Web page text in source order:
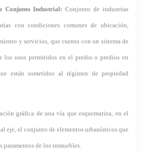
Conjunto Industrial: Conjunto de industrias
con condiciones comunes de ubicación,
y servicios, que cuenta con un sistema de
los usos permitidos en el predio o predios en
están sometidos al régimen de propiedad
gráfica de una vía que esquematiza, en el
eje, el conjunto de elementos urbanísticos que
paramentos de los inmuebles.